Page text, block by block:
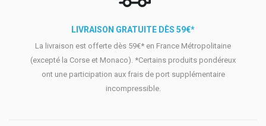
LIVRAISON GRATUITE DÈS 59€*
La livraison est offerte dès 59€* en France Métropolitaine
(excepté la Corse et Monaco). *Certains produits pondéreux
ont une participation aux frais de port supplémentaire
incompressible.